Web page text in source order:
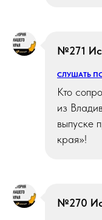
№271
СЛУШАТЬ
Кто
из
выпуске
края»!
№270